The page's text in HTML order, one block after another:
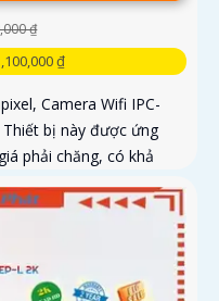
₫
₫
Camera Wifi IPC-
bị này được ứng
phải chăng, có khả